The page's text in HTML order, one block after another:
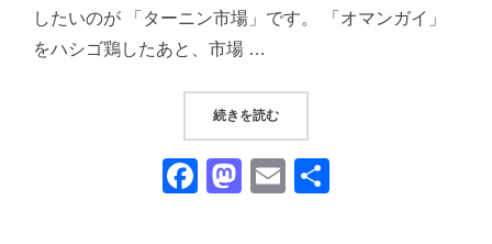
したいのが 「ターニン市場」です。 「オマンガイ」
をハシゴ鶏したあと、市場 …
続きを読む“【チェンマイ・ターニン市場】観
F
M
E